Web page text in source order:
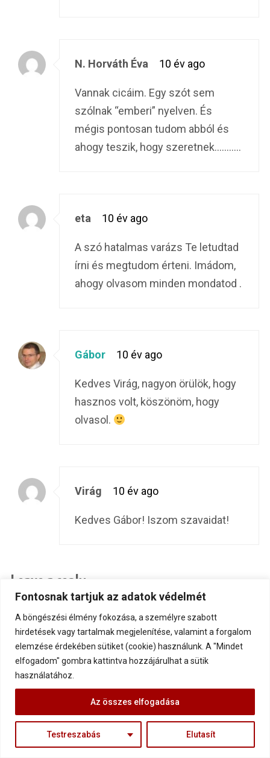
Fontosnak tartjuk az adatok védelmét
A böngészési élmény fokozása, a személyre szabott
hirdetések vagy tartalmak megjelenítése, valamint a forgalom
elemzése érdekében sütiket (cookie) használunk. A "Mindet
elfogadom" gombra kattintva hozzájárulhat a sütik
használatához.
Testreszabás Elutasít
Az összes elfogadása
N. Horváth Éva 10 év ago
Vannak cicáim. Egy szót sem
szólnak “emberi” nyelven. És
mégis pontosan tudom abból és
ahogy teszik, hogy szeretnek………..
eta 10 év ago
A szó hatalmas varázs Te letudtad
írni és megtudom érteni. Imádom,
ahogy olvasom minden mondatod .
Gábor 10 év ago
Kedves Virág, nagyon örülök, hogy
hasznos volt, köszönöm, hogy
olvasol.
Virág 10 év ago
Kedves Gábor! Iszom szavaidat!
Leave a reply
Default Comments (11) Facebook Comments
Az e-mail címet nem tesszük közzé.A kötelező
mezőket*karakterrel jelöltük